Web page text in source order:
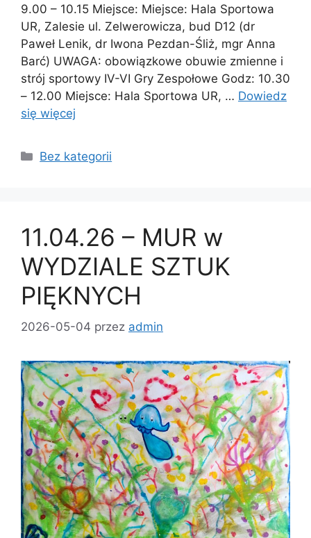
9.00 – 10.15 Miejsce: Miejsce: Hala Sportowa
UR, Zalesie ul. Zelwerowicza, bud D12 (dr
Paweł Lenik, dr Iwona Pezdan-Śliż, mgr Anna
Barć) UWAGA: obowiązkowe obuwie zmienne i
strój sportowy IV-VI Gry Zespołowe Godz: 10.30
– 12.00 Miejsce: Hala Sportowa UR, … Dowiedz
się więcej
Bez kategorii
11.04.26 – MUR w
WYDZIALE SZTUK
PIĘKNYCH
2026-05-04 przez admin